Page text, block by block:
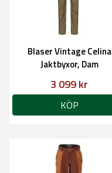
Blaser Vintage Celina
Jaktbyxor, Dam
3 099 kr
KÖP